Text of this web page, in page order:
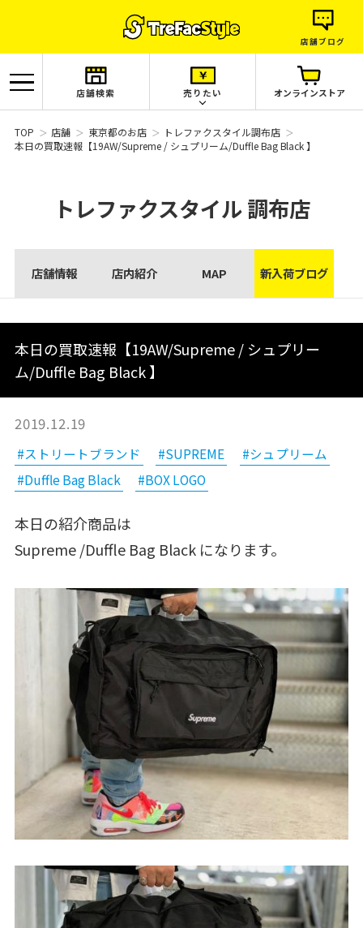
店舗ブログ
店舗検索 売りたい オンラインストア
TOP 店舗 東京都のお店
トレファクスタイル調布店
​本日の買取速報【19AW/Supreme / シュプリーム/Duffle Bag Black 】
トレファクスタイル調布店
店舗情報 店内紹介 MAP 新入荷ブログ
​本日の買取速報【19AW/Supreme / シュプリー
ム/Duffle Bag Black 】
2019.12.19
#ストリートブランド #SUPREME
#シュプリーム
#Duffle Bag Black
#BOX LOGO
本日の紹介商品は
Supreme /Duffle Bag Black になります。